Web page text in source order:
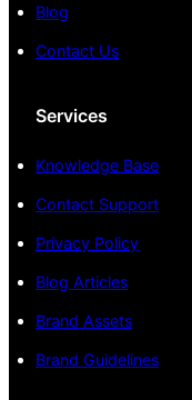
Blog
Contact Us
Services
Knowledge Base
Contact Support
Privacy Policy
Blog Articles
Brand Assets
Brand Guidelines